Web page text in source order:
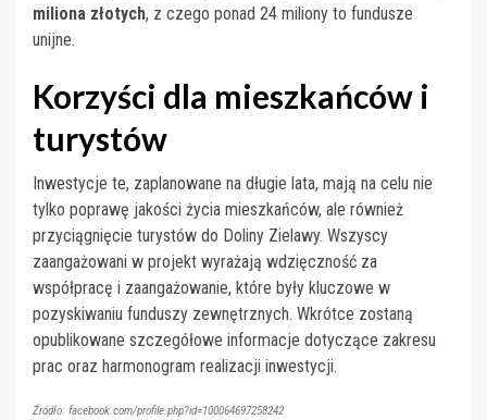
miliona złotych, z czego ponad 24 miliony to fundusze
unijne.
Korzyści dla mieszkańców i
turystów
Inwestycje te, zaplanowane na długie lata, mają na celu nie
tylko poprawę jakości życia mieszkańców, ale również
przyciągnięcie turystów do Doliny Zielawy. Wszyscy
zaangażowani w projekt wyrażają wdzięczność za
współpracę i zaangażowanie, które były kluczowe w
pozyskiwaniu funduszy zewnętrznych. Wkrótce zostaną
opublikowane szczegółowe informacje dotyczące zakresu
prac oraz harmonogram realizacji inwestycji.
Źródło: facebook.com/profile.php?id=100064697258242